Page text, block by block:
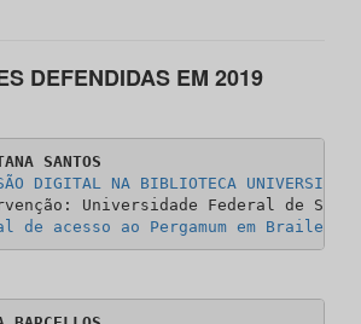
DEFENDIDAS EM 2019
SANTOS
DIGITAL NA BIBLIOTECA
Universidade Federal de
de acesso ao Pergamum em Braile